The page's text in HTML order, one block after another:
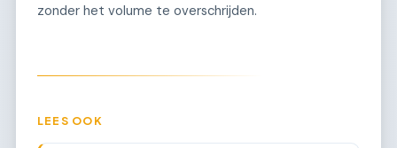
zonder het volume te overschrijden.
LEES OOK